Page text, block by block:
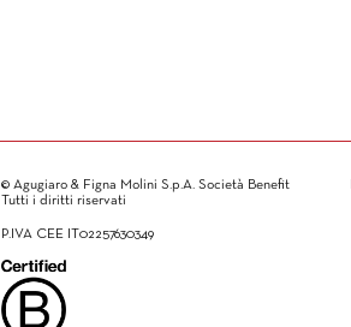
© Agugiaro & Figna Molini S.p.A. Società Benefit
Tutti i diritti riservati
P.IVA CEE IT02257630349